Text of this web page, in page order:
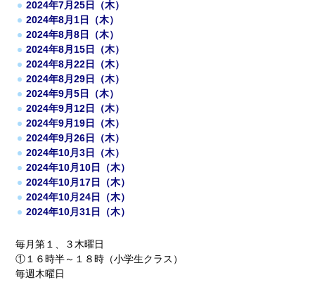
2024年7月25日（木）
2024年8月1日（木）
2024年8月8日（木）
2024年8月15日（木）
2024年8月22日（木）
2024年8月29日（木）
2024年9月5日（木）
2024年9月12日（木）
2024年9月19日（木）
2024年9月26日（木）
2024年10月3日（木）
2024年10月10日（木）
2024年10月17日（木）
2024年10月24日（木）
2024年10月31日（木）
毎月第１、３木曜日
①１６時半～１８時（小学生クラス）
毎週木曜日